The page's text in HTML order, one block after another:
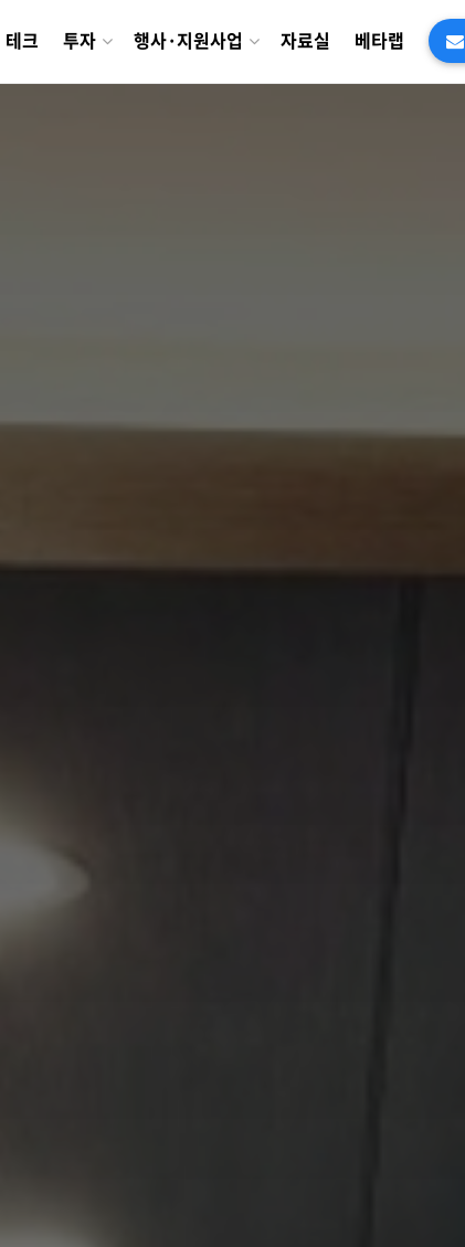
테크 투자 행사·지원사업 자료실 베타랩